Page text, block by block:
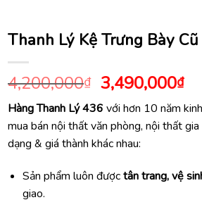
Thanh Lý Kệ Trưng Bày
4,200,000₫ Giá
gốc
là:
4,200,000₫.
3,490,000₫Giá
tại
là:
Hàng Thanh Lý 436 với hơn 10 năm
mua bán nội thất văn phòng, nội thất
dạng & giá thành khác nhau:
Sản phẩm luôn đượctân trang, vệ
giao.